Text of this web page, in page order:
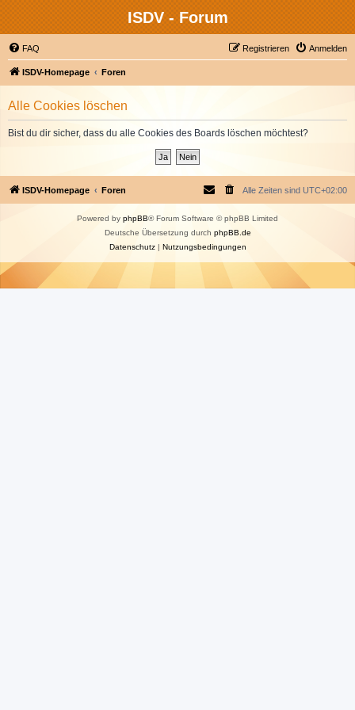
ISDV - Forum
FAQ Anmelden
Registrieren
ISDV-Homepage Foren
Alle Cookies löschen
Bist du dir sicher, dass du alle Cookies des Boards löschen möchtest?
ISDV-Homepage Foren Alle Zeiten sind UTC+02:00
Powered by phpBB® Forum Software © phpBB Limited
Deutsche Übersetzung durch phpBB.de
Datenschutz| Nutzungsbedingungen